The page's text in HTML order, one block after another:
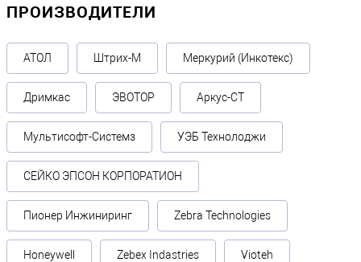
ПРОИЗВОДИТЕЛИ
АТОЛ Штрих-М Меркурий (Инкотекс)
Дримкас ЭВОТОР Аркус-СТ
Мультисофт-Системз УЭБ Технолоджи
СЕЙКО ЭПСОН КОРПОРАТИОН
Пионер Инжиниринг Zebra Technologies
Honeywell Zebex Indastries Vioteh